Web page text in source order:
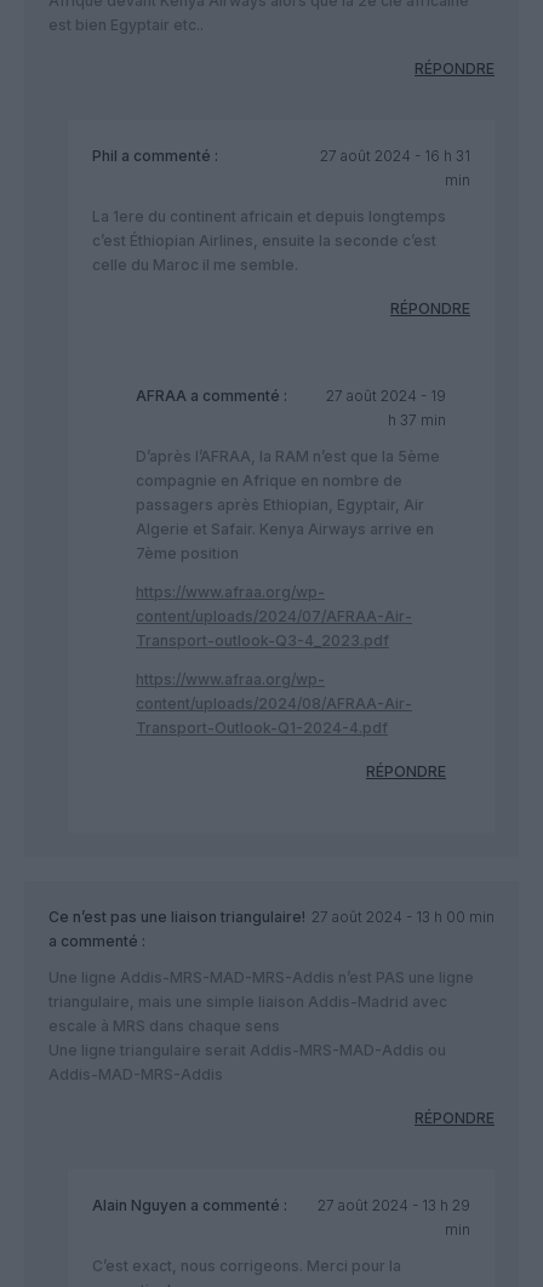
est bien Egyptair etc..
RÉPONDRE
Phil a commenté :
27 août 2024 - 16 h 31
min
La 1ere du continent africain et depuis longtemps
c’est Éthiopian Airlines, ensuite la seconde c’est
celle du Maroc il me semble.
RÉPONDRE
AFRAA a commenté :
27 août 2024 - 19
h 37 min
D’après l’AFRAA, la RAM n’est que la 5ème
compagnie en Afrique en nombre de
passagers après Ethiopian, Egyptair, Air
Algerie et Safair. Kenya Airways arrive en
7ème position
https://www.afraa.org/wp-
content/uploads/2024/07/AFRAA-Air-
Transport-outlook-Q3-4_2023.pdf
https://www.afraa.org/wp-
content/uploads/2024/08/AFRAA-Air-
Transport-Outlook-Q1-2024-4.pdf
RÉPONDRE
Ce n’est pas une liaison triangulaire!
a commenté :
27 août 2024 - 13 h 00 min
Une ligne Addis-MRS-MAD-MRS-Addis n’est PAS une ligne
triangulaire, mais une simple liaison Addis-Madrid avec
escale à MRS dans chaque sens
Une ligne triangulaire serait Addis-MRS-MAD-Addis ou
Addis-MAD-MRS-Addis
RÉPONDRE
Alain Nguyen a commenté :
27 août 2024 - 13 h 29
min
C’est exact, nous corrigeons. Merci pour la